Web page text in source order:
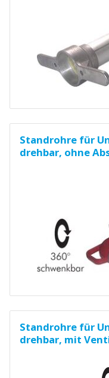
Standrohre für
drehbar, ohne
Standrohre für
drehbar, mit